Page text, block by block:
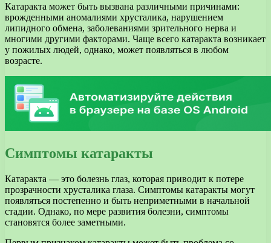
Катаракта может быть вызвана различными причинами:
врожденными аномалиями хрусталика, нарушением
липидного обмена, заболеваниями зрительного нерва и
многими другими факторами. Чаще всего катаракта возникает
у пожилых людей, однако, может появляться в любом
возрасте.
Симптомы катаракты
Катаракта — это болезнь глаз, которая приводит к потере
прозрачности хрусталика глаза. Симптомы катаракты могут
появляться постепенно и быть неприметными в начальной
стадии. Однако, по мере развития болезни, симптомы
становятся более заметными.